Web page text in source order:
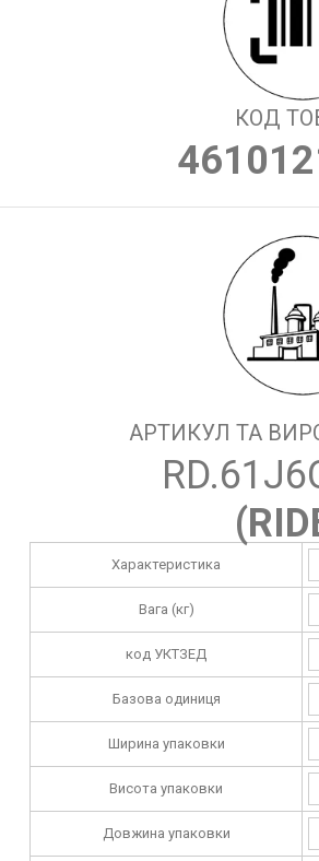
КОД
АРТИКУЛ ТА
(
Характеристика
Вага (кг)
код УКТЗЕД
Базова одиниця
Ширина упаковки
Висота упаковки
Довжина упаковки